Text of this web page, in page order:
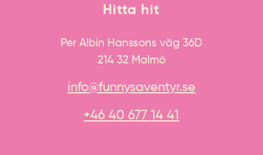
Hitta hit
Per Albin Hanssons väg 36D
214 32 Malmö
info@funnysaventyr.se
+46 40 677 14 41